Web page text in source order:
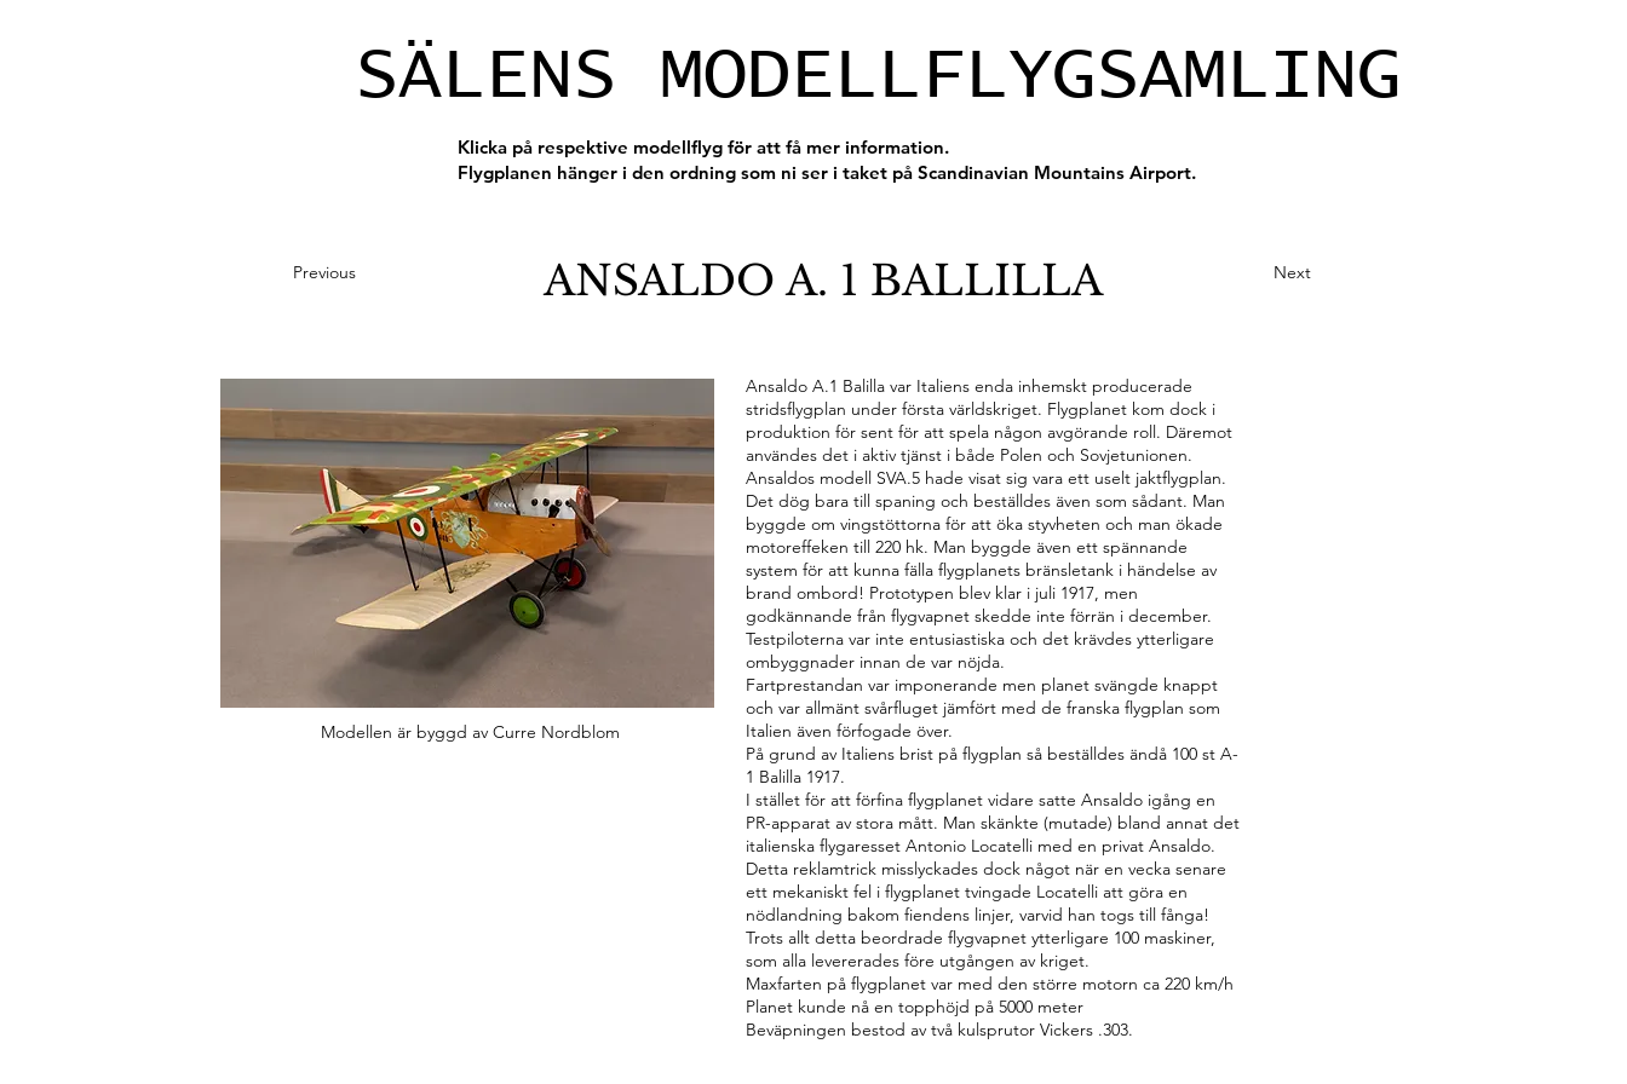
SÄLENS MODELLFLYGSAMLING
Klicka på respektive modellflyg för att få mer information.
Flygplanen hänger i den ordning som ni ser i taket på Scandinavian Mountains Airport.
Previous ANSALDO A. 1 BALLILLA Next
Modellen är byggd av Curre Nordblom
Ansaldo A.1 Balilla var Italiens enda inhemskt producerade
stridsflygplan under första världskriget. Flygplanet kom dock i
produktion för sent för att spela någon avgörande roll. Däremot
användes det i aktiv tjänst i både Polen och Sovjetunionen.
Ansaldos modell SVA.5 hade visat sig vara ett uselt jaktflygplan.
Det dög bara till spaning och beställdes även som sådant. Man
byggde om vingstöttorna för att öka styvheten och man ökade
motoreffeken till 220 hk. Man byggde även ett spännande
system för att kunna fälla flygplanets bränsletank i händelse av
brand ombord! Prototypen blev klar i juli 1917, men
godkännande från flygvapnet skedde inte förrän i december.
Testpiloterna var inte entusiastiska och det krävdes ytterligare
ombyggnader innan de var nöjda.
Fartprestandan var imponerande men planet svängde knappt
och var allmänt svårfluget jämfört med de franska flygplan som
Italien även förfogade över.
På grund av Italiens brist på flygplan så beställdes ändå 100 st A-
1 Balilla 1917.
I stället för att förfina flygplanet vidare satte Ansaldo igång en
PR-apparat av stora mått. Man skänkte (mutade) bland annat det
italienska flygaresset Antonio Locatelli med en privat Ansaldo.
Detta reklamtrick misslyckades dock något när en vecka senare
ett mekaniskt fel i flygplanet tvingade Locatelli att göra en
nödlandning bakom fiendens linjer, varvid han togs till fånga!
Trots allt detta beordrade flygvapnet ytterligare 100 maskiner,
som alla levererades före utgången av kriget.
Maxfarten på flygplanet var med den större motorn ca 220 km/h
Planet kunde nå en topphöjd på 5000 meter
Beväpningen bestod av två kulsprutor Vickers .303.